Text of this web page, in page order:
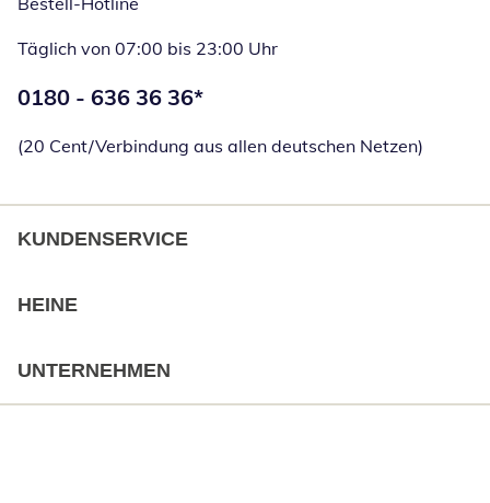
Täglich von 07:00 bis 23:00 Uhr
Telefonnummer:
0180 - 636 36 36*
(20 Cent/Verbindung aus allen deutschen Netzen)
KUNDENSERVICE
HEINE
UNTERNEHMEN